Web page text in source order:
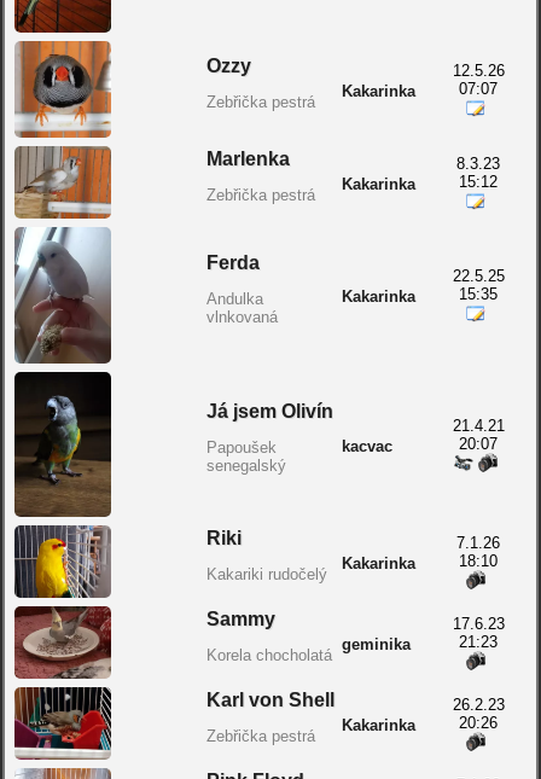
Ozzy
Zebřička pestrá
Kakarinka
12.5.26
07:07
Marlenka
Zebřička pestrá
Kakarinka
8.3.23
15:12
Ferda
Andulka
vlnkovaná
Kakarinka
22.5.25
15:35
Já jsem Olivín
Papoušek
senegalský
kacvac
21.4.21
20:07
Riki
Kakariki rudočelý
Kakarinka
7.1.26
18:10
Sammy
Korela chocholatá
geminika
17.6.23
21:23
Karl von Shell
Zebřička pestrá
Kakarinka
26.2.23
20:26